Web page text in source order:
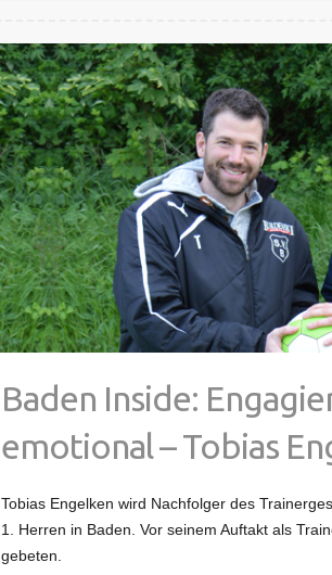
Baden Inside:
emotional – Tobias
Tobias Engelken wird Nachfolger des
1. Herren in Baden. Vor seinem Auftakt als
gebeten.